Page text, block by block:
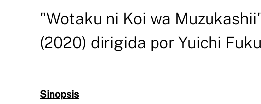
"Wotaku ni Koi wa
(2020) dirigida por Yuichi
Sinopsis